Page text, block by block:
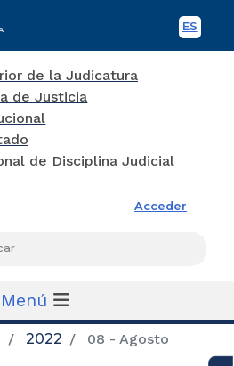
ES
Acceder
Menú
2022 08 - Agosto